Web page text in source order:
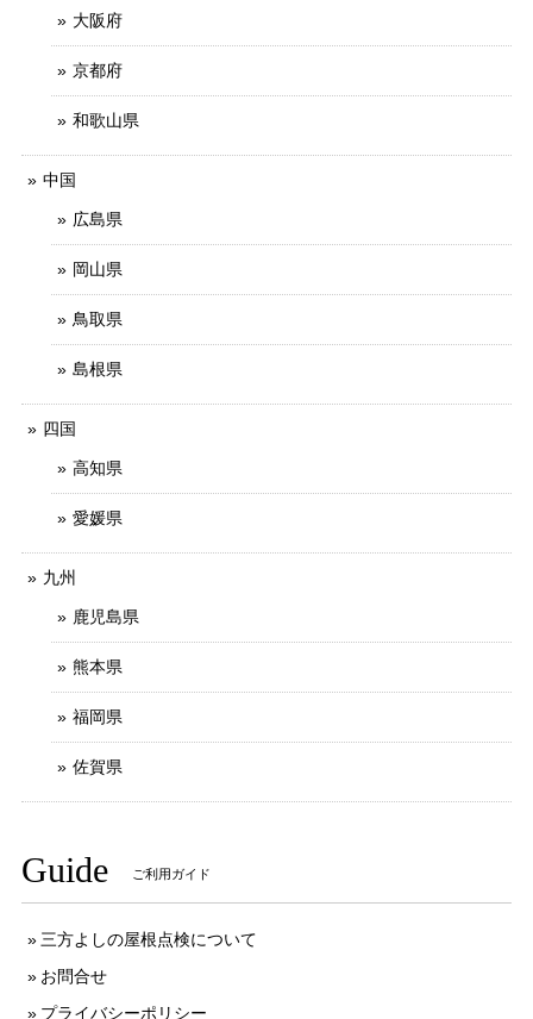
大阪府
京都府
和歌山県
中国
広島県
岡山県
鳥取県
島根県
四国
高知県
愛媛県
九州
鹿児島県
熊本県
福岡県
佐賀県
Guide ご利用ガイド
三方よしの屋根点検について
お問合せ
プライバシーポリシー